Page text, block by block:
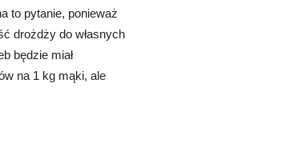
to pytanie, ponieważ
drożdży do własnych
będzie miał
na 1 kg mąki, ale